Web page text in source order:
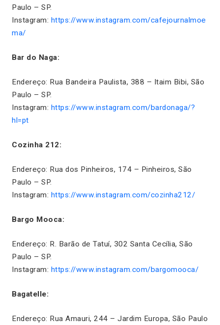
Paulo – SP.
Instagram: https://www.instagram.com/cafejournalmoe
ma/
Bar do Naga:
Endereço: Rua Bandeira Paulista, 388 – Itaim Bibi, São
Paulo – SP.
Instagram: https://www.instagram.com/bardonaga/?
hl=pt
Cozinha 212:
Endereço: Rua dos Pinheiros, 174 – Pinheiros, São
Paulo – SP.
Instagram: https://www.instagram.com/cozinha212/
Bargo Mooca:
Endereço: R. Barão de Tatuí, 302 Santa Cecília, São
Paulo – SP.
Instagram: https://www.instagram.com/bargomooca/
Bagatelle:
Endereço: Rua Amauri, 244 – Jardim Europa, São Paulo